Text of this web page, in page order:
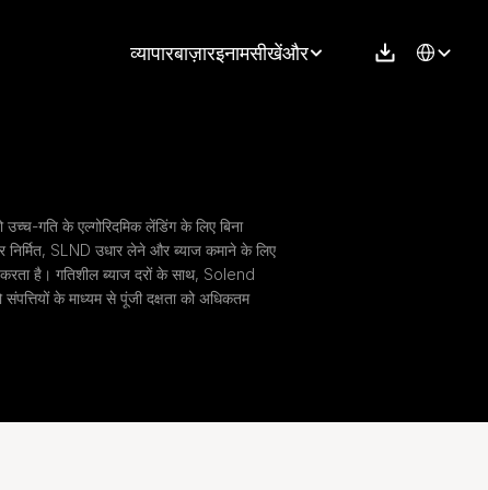
व्यापारबाज़ारइनामसीखेंऔर Select
गति के एल्गोरिदमिक लेंडिंग के लिए बिना
SLND उधार लेने और ब्याज कमाने के लिए
करता है। गतिशील ब्याज दरों के साथ, Solend
के माध्यम से पूंजी दक्षता को अधिकतम